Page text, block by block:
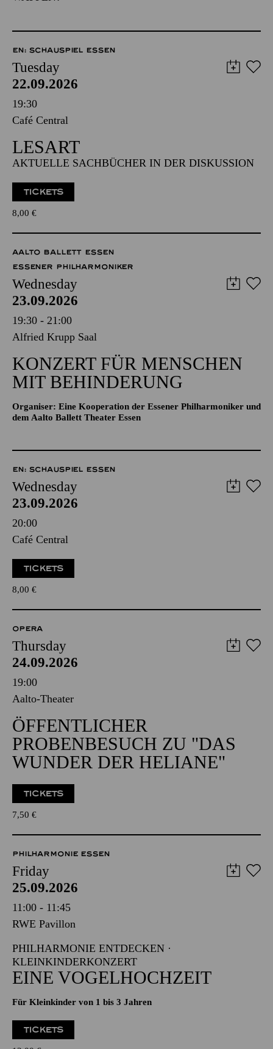
EN: SCHAUSPIEL ESSEN
Tuesday
22.09.2026
19:30
Café Central
LESART
AKTUELLE SACHBÜCHER IN DER DISKUSSION
TICKETS
8,00 €
AALTO BALLETT ESSEN
ESSENER PHILHARMONIKER
Wednesday
23.09.2026
19:30 - 21:00
Alfried Krupp Saal
KONZERT FÜR MENSCHEN
MIT BEHINDERUNG
Organiser: Eine Kooperation der Essener Philharmoniker und
dem Aalto Ballett Theater Essen
EN: SCHAUSPIEL ESSEN
Wednesday
23.09.2026
20:00
Café Central
TICKETS
8,00 €
OPERA
Thursday
24.09.2026
19:00
Aalto-Theater
ÖFFENTLICHER
PROBENBESUCH ZU "DAS
WUNDER DER HELIANE"
TICKETS
7,50 €
PHILHARMONIE ESSEN
Friday
25.09.2026
11:00 - 11:45
RWE Pavillon
PHILHARMONIE ENTDECKEN ·
KLEINKINDERKONZERT
EINE VOGELHOCHZEIT
Für Kleinkinder von 1 bis 3 Jahren
TICKETS